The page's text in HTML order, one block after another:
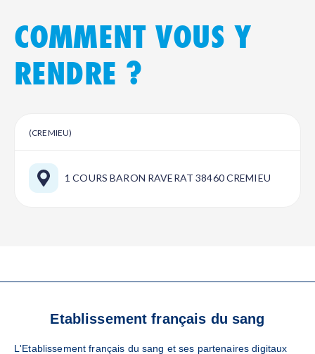
COMMENT VOUS Y
RENDRE ?
(CREMIEU)
1 COURS BARON RAVERAT 38460 CREMIEU
LOCAUX
Etablissement français du sang
L'Etablissement français du sang et ses partenaires digitaux